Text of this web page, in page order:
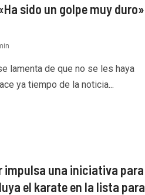
sido un golpe muy duro»
lamenta de que no se les haya
ya tiempo de la noticia...
impulsa una iniciativa para
el karate en la lista para